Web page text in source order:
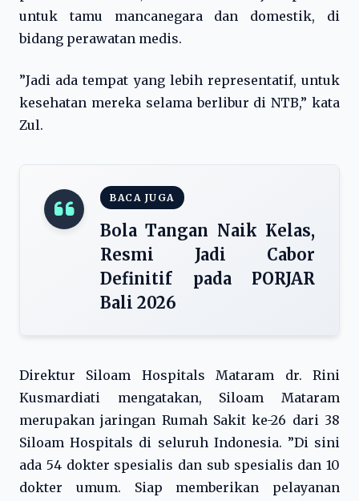
untuk tamu mancanegara dan domestik, di
bidang perawatan medis.
”Jadi ada tempat yang lebih representatif, untuk
kesehatan mereka selama berlibur di NTB,” kata
Zul.
BACA JUGA
Bola Tangan Naik Kelas,
Resmi Jadi Cabor
Definitif pada PORJAR
Bali 2026
Direktur Siloam Hospitals Mataram dr. Rini
Kusmardiati mengatakan, Siloam Mataram
merupakan jaringan Rumah Sakit ke-26 dari 38
Siloam Hospitals di seluruh Indonesia. ”Di sini
ada 54 dokter spesialis dan sub spesialis dan 10
dokter umum. Siap memberikan pelayanan